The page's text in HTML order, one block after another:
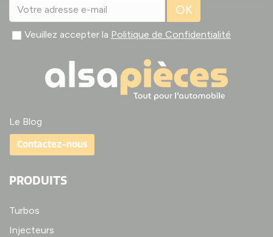
OK
Veuillez accepter la Politique de Confidentialité
Le Blog
Contactez-nous
PRODUITS
Turbos
Injecteurs